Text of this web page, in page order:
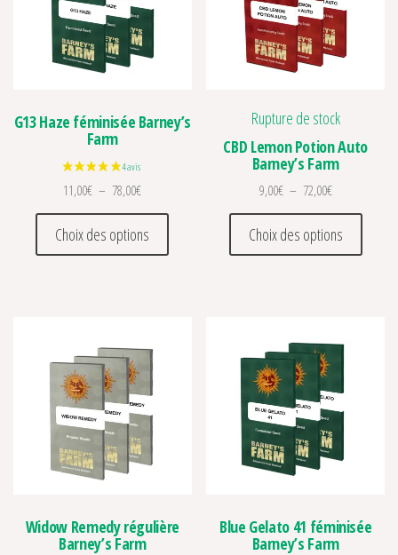
G13 Haze féminisée Barney’s
Farm
11,00€ – 78,00€Plage de prix : 11,00€ à 78,00€
Choix des options
Ce produit a plusieurs variations. Les
Rupture de stock
CBD Lemon Potion Auto
Barney’s Farm
9,00€ – 72,00€Plage de prix
Choix des options
Ce
Widow Remedy régulière
Barney’s Farm
Blue Gelato 41 féminisée
Barney’s Farm